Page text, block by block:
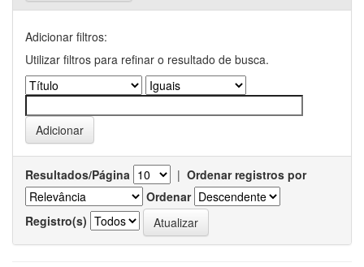
Adicionar filtros:
Utilizar filtros para refinar o resultado de busca.
Resultados/Página | Ordenar registros por
Ordenar
Registro(s)